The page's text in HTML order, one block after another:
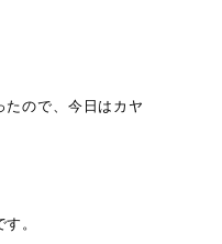
ので、今日はカヤ
。